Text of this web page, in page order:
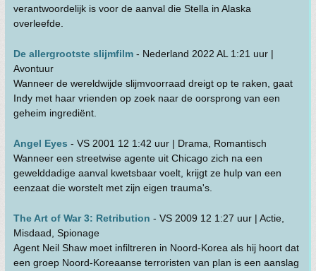
verantwoordelijk is voor de aanval die Stella in Alaska
overleefde.
De allergrootste slijmfilm - Nederland 2022 AL 1:21 uur |
Avontuur
Wanneer de wereldwijde slijmvoorraad dreigt op te raken, gaat
Indy met haar vrienden op zoek naar de oorsprong van een
geheim ingrediënt.
Angel Eyes - VS 2001 12 1:42 uur | Drama, Romantisch
Wanneer een streetwise agente uit Chicago zich na een
gewelddadige aanval kwetsbaar voelt, krijgt ze hulp van een
eenzaat die worstelt met zijn eigen trauma's.
The Art of War 3: Retribution - VS 2009 12 1:27 uur | Actie,
Misdaad, Spionage
Agent Neil Shaw moet infiltreren in Noord-Korea als hij hoort dat
een groep Noord-Koreaanse terroristen van plan is een aanslag